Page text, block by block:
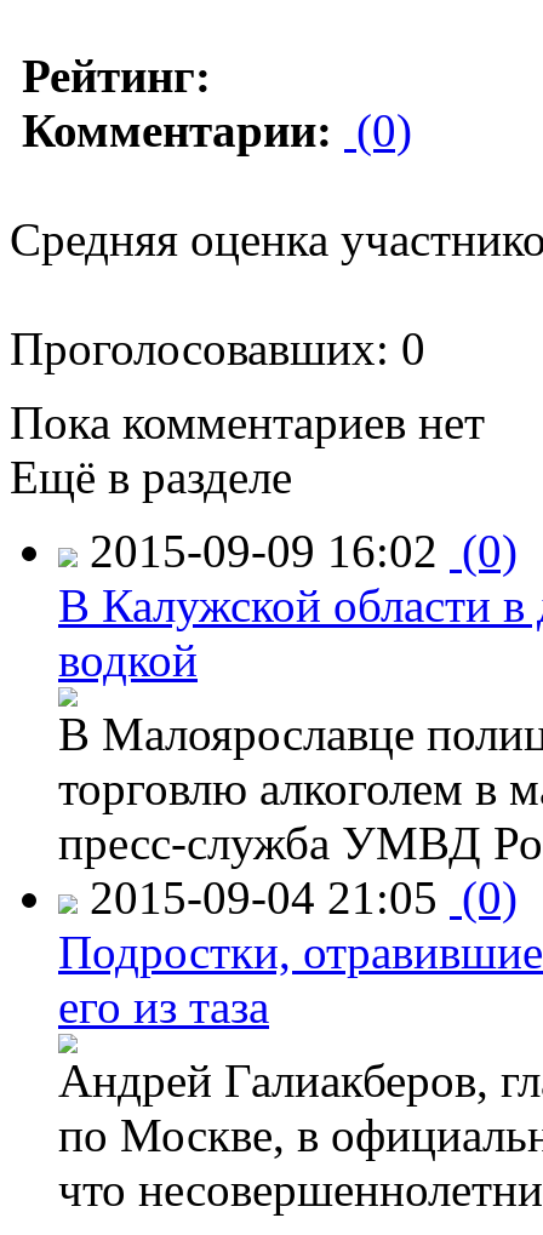
Рейтинг:
Комментарии: (0)
Средняя оценка
Проголосовавших: 0
Пока комментариев нет
Ещё в разделе
2015-09-09 16:02 (0)
В Калужской области в
водкой
В Малоярославце
торговлю алкоголем в
пресс-служба УМВД
2015-09-04 21:05 (0)
Подростки,
его из таза
Андрей Галиакберов,
по Москве, в
что